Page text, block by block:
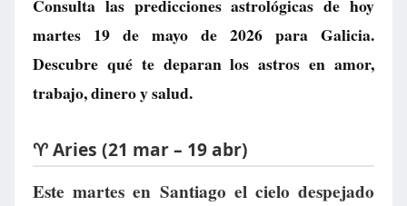
Consulta las predicciones astrológicas de hoy
martes 19 de mayo de 2026 para Galicia.
Descubre qué te deparan los astros en amor,
trabajo, dinero y salud.
♈ Aries (21 mar – 19 abr)
Este martes en Santiago el cielo despejado